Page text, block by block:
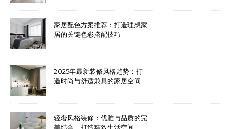
家居配色方案推荐：打造理想家
居的关键色彩搭配技巧
2025年最新装修风格趋势：打
造时尚与舒适兼具的家居空间
轻奢风格装修：优雅与品质的完
美结合，打造精致生活空间